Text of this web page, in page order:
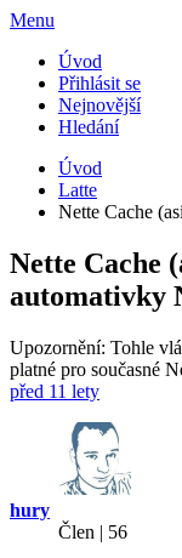
Menu
Úvod
Přihlásit se
Nejnovější
Hledání
Úvod
Latte
Nette Cache
Nette Cache
automativky
Upozornění: Tohle
platné pro současné
před 11 lety
hury
Člen | 56